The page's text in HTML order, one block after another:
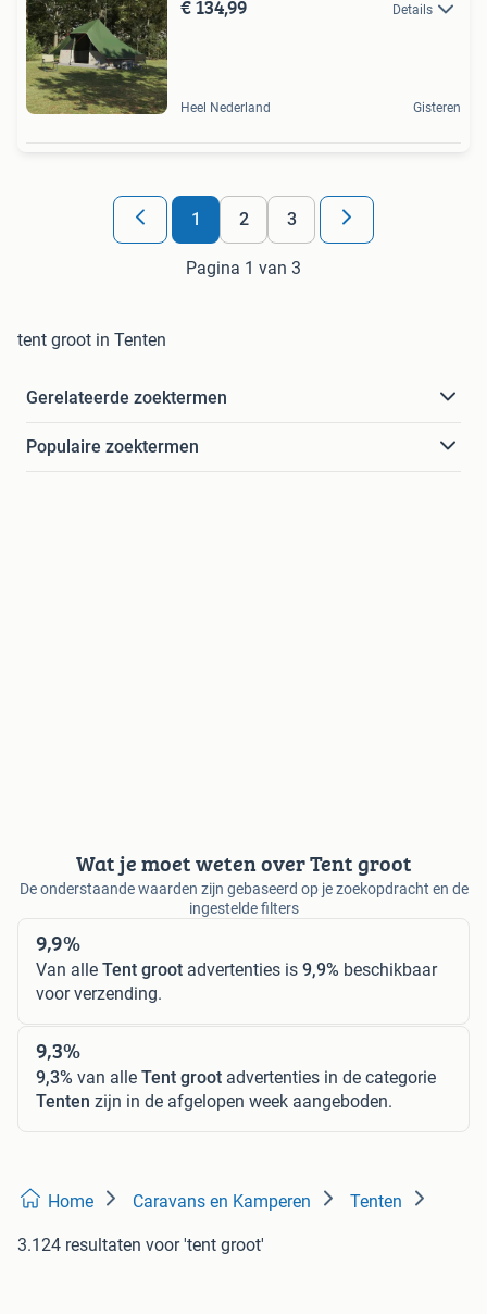
€ 134,99 Details
Heel Nederland Gisteren
1 2 3
Pagina 1 van 3
tent groot in Tenten
Gerelateerde zoektermen
Populaire zoektermen
Wat je moet weten over Tent groot
De onderstaande waarden zijn gebaseerd op je zoekopdracht en de
ingestelde filters
9,9%
Van alle Tent groot advertenties is 9,9% beschikbaar
voor verzending.
9,3%
9,3% van alle Tent groot advertenties in de categorie
Tenten zijn in de afgelopen week aangeboden.
Home Caravans en Kamperen Tenten
3.124 resultaten voor 'tent groot'